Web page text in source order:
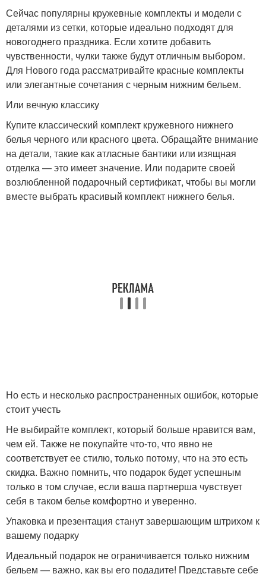
Сейчас популярны кружевные комплекты и модели с
деталями из сетки, которые идеально подходят для
новогоднего праздника. Если хотите добавить
чувственности, чулки также будут отличным выбором.
Для Нового года рассматривайте красные комплекты
или элегантные сочетания с черным нижним бельем.
Или вечную классику
Купите классический комплект кружевного нижнего
белья черного или красного цвета. Обращайте внимание
на детали, такие как атласные бантики или изящная
отделка — это имеет значение. Или подарите своей
возлюбленной подарочный сертификат, чтобы вы могли
вместе выбрать красивый комплект нижнего белья.
Но есть и несколько распространенных ошибок, которые
стоит учесть
Не выбирайте комплект, который больше нравится вам,
чем ей. Также не покупайте что-то, что явно не
соответствует ее стилю, только потому, что на это есть
скидка. Важно помнить, что подарок будет успешным
только в том случае, если ваша партнерша чувствует
себя в таком белье комфортно и уверенно.
Упаковка и презентация станут завершающим штрихом к
вашему подарку
Идеальный подарок не ограничивается только нижним
бельем — важно, как вы его подадите! Представьте себе